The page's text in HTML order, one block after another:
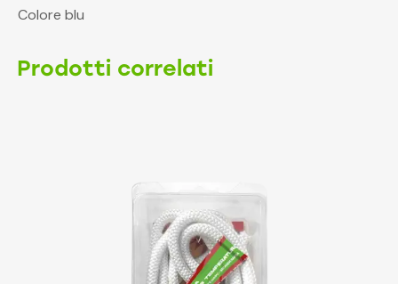
Colore blu
Prodotti correlati